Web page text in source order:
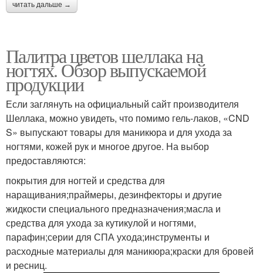
читать дальше →
Палитра цветов шеллака на
ногтях. Обзор выпускаемой
продукции
Если заглянуть на официальный сайт производителя
Шеллака, можно увидеть, что помимо гель-лаков, «CND
S» выпускают товары для маникюра и для ухода за
ногтями, кожей рук и многое другое. На выбор
предоставляются:
покрытия для ногтей и средства для
наращивания;праймеры, дезинфекторы и другие
жидкости специального предназначения;масла и
средства для ухода за кутикулой и ногтями,
парафин;серии для СПА ухода;инструменты и
расходные материалы для маникюра;краски для бровей
и ресниц.